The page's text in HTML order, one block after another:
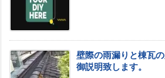
壁際の雨漏りと棟瓦
御説明致します。